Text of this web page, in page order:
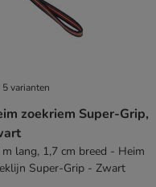
5 varianten
zoekriem Super-Grip,
m lang, 1,7 cm breed - Heim
Super-Grip - Zwart